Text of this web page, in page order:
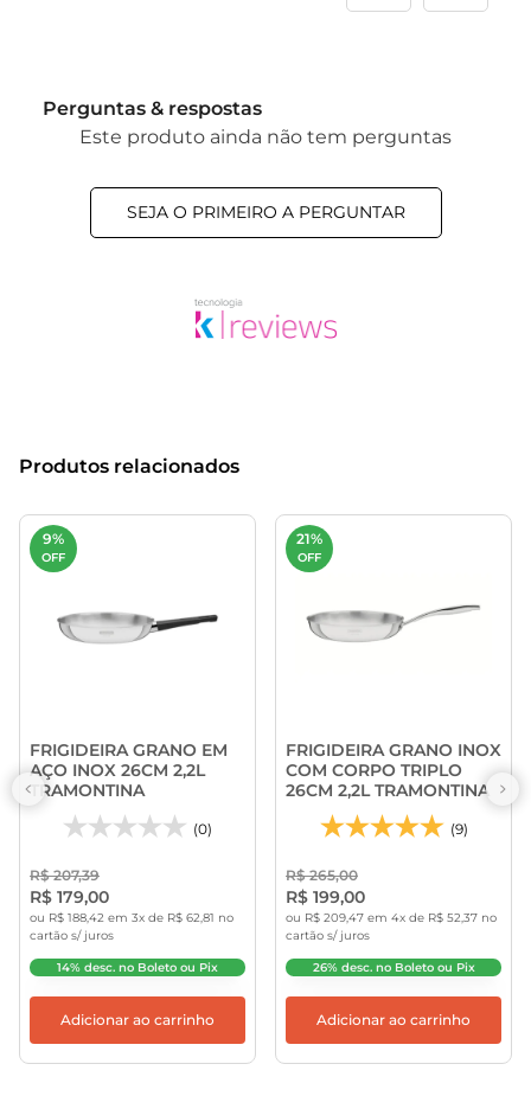
Perguntas & respostas
Este produto ainda não tem perguntas
SEJA O PRIMEIRO A PERGUNTAR
Produtos relacionados
9%
OFF
FRIGIDEIRA GRANO EM
AÇO INOX 26CM 2,2L
TRAMONTINA
(0)
R$ 207,39
R$ 179,00
ou R$ 188,42 em 3x de R$ 62,81 no
cartão s/ juros
14% desc. no Boleto ou Pix
Adicionar ao carrinho
21%
OFF
FRIGIDEIRA GRANO INOX
COM CORPO TRIPLO
26CM 2,2L TRAMONTINA
(9)
R$ 265,00
R$ 199,00
ou R$ 209,47 em 4x de R$ 52,37 no
cartão s/ juros
26% desc. no Boleto ou Pix
Adicionar ao carrinho